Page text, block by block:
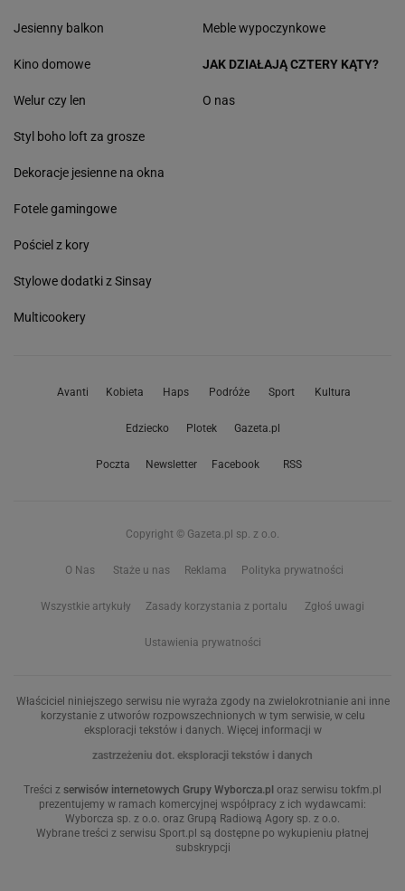
Jesienny balkon Meble wypoczynkowe
Kino domowe
Welur czy len
Styl boho loft za grosze
Dekoracje jesienne na okna
Fotele gamingowe
Pościel z kory
Stylowe dodatki z Sinsay
Multicookery
JAK DZIAŁAJĄ CZTERY KĄTY?
O nas
Avanti Kobieta Haps Podróże Sport Kultura
Edziecko Plotek Gazeta.pl
Poczta Newsletter Facebook RSS
Copyright © Gazeta.pl sp. z o.o.
O Nas Staże u nas Reklama Polityka prywatności
Wszystkie artykuły Zasady korzystania z portalu Zgłoś uwagi
Ustawienia prywatności
Właściciel niniejszego serwisu nie wyraża zgody na zwielokrotnianie ani inne
korzystanie z utworów rozpowszechnionych w tym serwisie, w celu
eksploracji tekstów i danych. Więcej informacji w
zastrzeżeniu dot. eksploracji tekstów i danych
Treści z serwisów internetowych Grupy Wyborcza.pl oraz serwisu tokfm.pl
prezentujemy w ramach komercyjnej współpracy z ich wydawcami:
Wyborcza sp. z o.o. oraz Grupą Radiową Agory sp. z o.o.
Wybrane treści z serwisu Sport.pl są dostępne po wykupieniu płatnej
subskrypcji